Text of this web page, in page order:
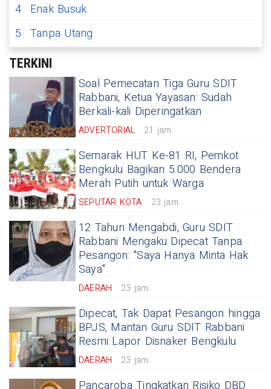
4 Enak Busuk
5 Tanpa Utang
TERKINI
Soal Pemecatan Tiga Guru SDIT
Rabbani, Ketua Yayasan: Sudah
Berkali-kali Diperingatkan
ADVERTORIAL 21 jam
Semarak HUT Ke-81 RI, Pemkot
Bengkulu Bagikan 5.000 Bendera
Merah Putih untuk Warga
SEPUTAR KOTA 23 jam
12 Tahun Mengabdi, Guru SDIT
Rabbani Mengaku Dipecat Tanpa
Pesangon: "Saya Hanya Minta Hak
Saya"
DAERAH 23 jam
Dipecat, Tak Dapat Pesangon hingga
BPJS, Mantan Guru SDIT Rabbani
Resmi Lapor Disnaker Bengkulu
DAERAH 23 jam
Pancaroba Tingkatkan Risiko DBD